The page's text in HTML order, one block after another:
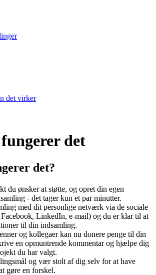
det virker
det
det?
du ønsker at støtte, og opret din egen
- det tager kun et par minutter.
med dit personlige netværk via de sociale
LinkedIn, e-mail) og du er klar til at
til din indsamling.
og kollegaer kan nu donere penge til din
en opmuntrende kommentar og hjælpe dig
du har valgt.
og vær stolt af dig selv for at have
gøre en forskel.